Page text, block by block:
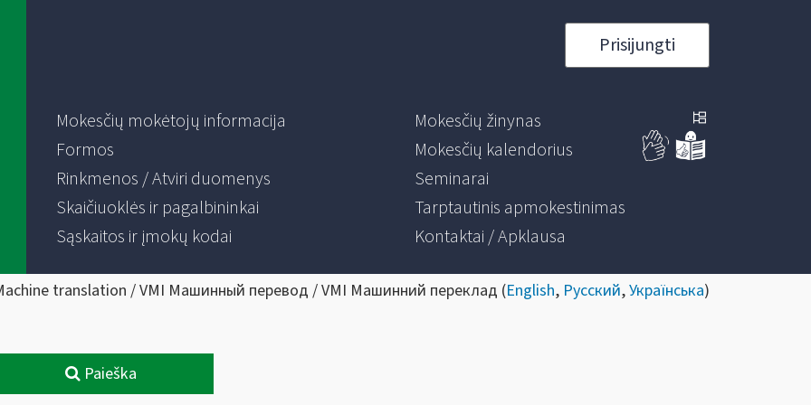
Prisijungti
Mokesčių mokėtojų informacija
Formos
Rinkmenos / Atviri duomenys
Skaičiuoklės ir pagalbininkai
Sąskaitos ir įmokų kodai
Mokesčių žinynas
Mokesčių kalendorius
Seminarai
Tarptautinis apmokestinimas
Kontaktai / Apklausa
translation / VMI Машинный перевод / VMI Машинний переклад (English, Русский,Українська)
Paieška